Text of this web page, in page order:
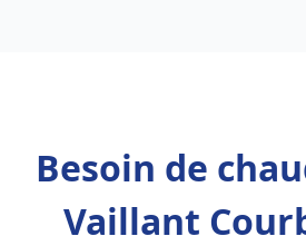
Besoin de
Vaillant